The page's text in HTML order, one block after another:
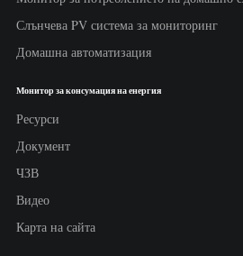
Слънчева PV система за мониторинг
Домашна автоматизация
Монитор за консумация на енергия
Ресурси
Документ
ЧЗВ
Видео
Карта на сайта